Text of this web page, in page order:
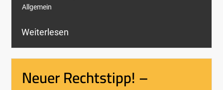
Allgemein
Weiterlesen
Neuer Rechtstipp! –